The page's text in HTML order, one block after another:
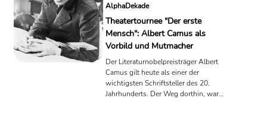
AlphaDekade
Theatertournee "Der erste
Mensch": Albert Camus als
Vorbild und Mutmacher
Der Literaturnobelpreisträger Albert
Camus gilt heute als einer der
wichtigsten Schriftsteller des 20.
Jahrhunderts. Der Weg dorthin, war